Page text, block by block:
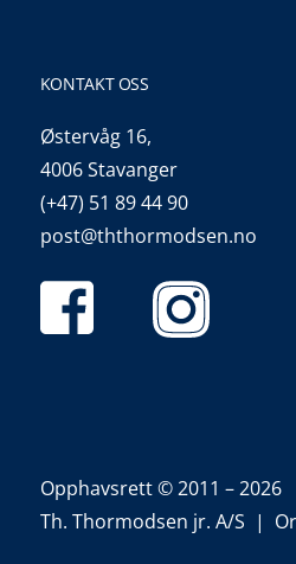
KONTAKT OSS
Østervåg 16,
4006 Stavanger
(+47) 51 89 44 90
post@ththormodsen.no
Opphavsrett © 2011 – 2026
Th. Thormodsen jr. A/S |